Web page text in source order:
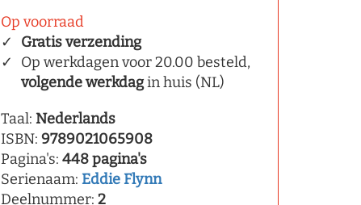
Op voorraad
Gratis verzending
Op werkdagen voor 20.00 besteld,
volgende werkdagin huis (NL)
Taal: Nederlands
ISBN: 9789021065908
Pagina's: 448 pagina's
Serienaam: Eddie Flynn
Deelnummer: 2